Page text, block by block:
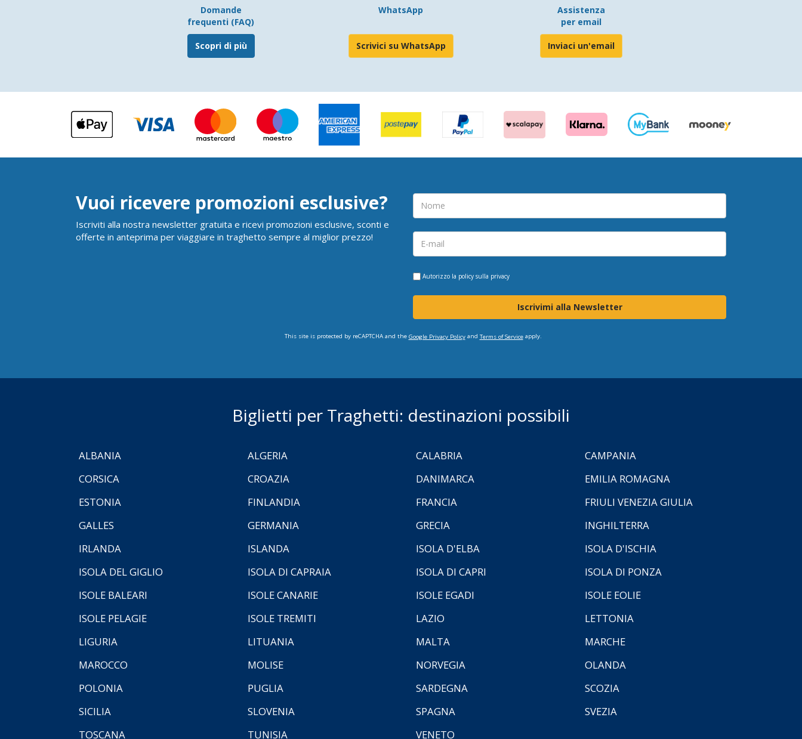
Domande
frequenti (FAQ)
Scopri di più
WhatsApp
Scrivici su WhatsApp
Assistenza
per email
Inviaci un'email
Vuoi ricevere promozioni esclusive?
Iscriviti alla nostra newsletter gratuita e ricevi promozioni esclusive, sconti e
offerte in anteprima per viaggiare in traghetto sempre al miglior prezzo!
Autorizzo la policy sulla privacy
Iscrivimi alla Newsletter
This site is protected by reCAPTCHA and the Google Privacy Policyand Terms of Serviceapply.
Biglietti per Traghetti: destinazioni possibili
ALBANIA ALGERIA CALABRIA
CAMPANIA
CORSICA
CROAZIA DANIMARCA
EMILIA ROMAGNA
ESTONIA
FINLANDIA FRANCIA
FRIULI VENEZIA GIULIA
GALLES
GERMANIA GRECIA
INGHILTERRA
IRLANDA
ISLANDA ISOLA D'ELBA
ISOLA D'ISCHIA
ISOLA DEL GIGLIO
ISOLA DI CAPRAIA ISOLA DI CAPRI
ISOLA DI PONZA
ISOLE BALEARI
ISOLE CANARIE ISOLE EGADI
ISOLE EOLIE
ISOLE PELAGIE
ISOLE TREMITI LAZIO
LETTONIA
LIGURIA
LITUANIA MALTA
MARCHE
MAROCCO
MOLISE NORVEGIA
OLANDA
POLONIA
PUGLIA SARDEGNA
SCOZIA
SICILIA
SLOVENIA SPAGNA
SVEZIA
TOSCANA
TUNISIA VENETO